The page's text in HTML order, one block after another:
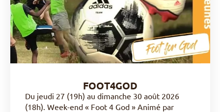
DÉCOUVRIR
FOOT4GOD
Du jeudi 27 (19h) au dimanche 30 août 2026
(18h). Week-end « Foot 4 God » Animé par